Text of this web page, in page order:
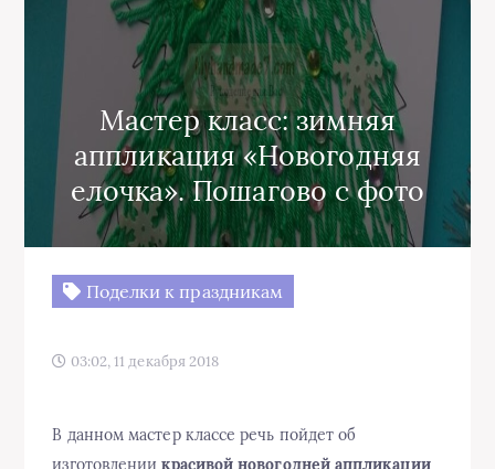
Мастер класс: зимняя
аппликация «Новогодняя
елочка». Пошагово с фото
Поделки к праздникам
03:02, 11 декабря 2018
В данном мастер классе речь пойдет об
изготовлении красивой новогодней аппликации